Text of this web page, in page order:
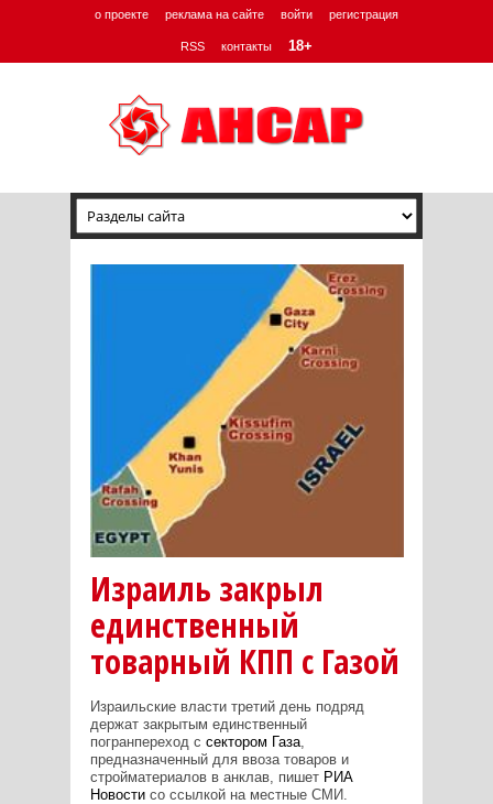
о проекте реклама на сайте войти регистрация
RSS контакты 18+
Израиль закрыл
единственный
товарный КПП с Газой
Израильские власти третий день подряд
держат закрытым единственный
погранпереход с сектором Газа,
предназначенный для ввоза товаров и
стройматериалов в анклав, пишет РИА
Новости со ссылкой на местные СМИ.